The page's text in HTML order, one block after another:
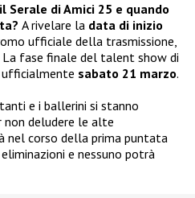
Serale di Amici 25 e quando
A rivelare la data di inizio
ufficiale della trasmissione,
La fase finale del talent show di
sabato 21 marzo.
e i ballerini si stanno
non deludere le alte
nel corso della prima puntata
e nessuno potrà